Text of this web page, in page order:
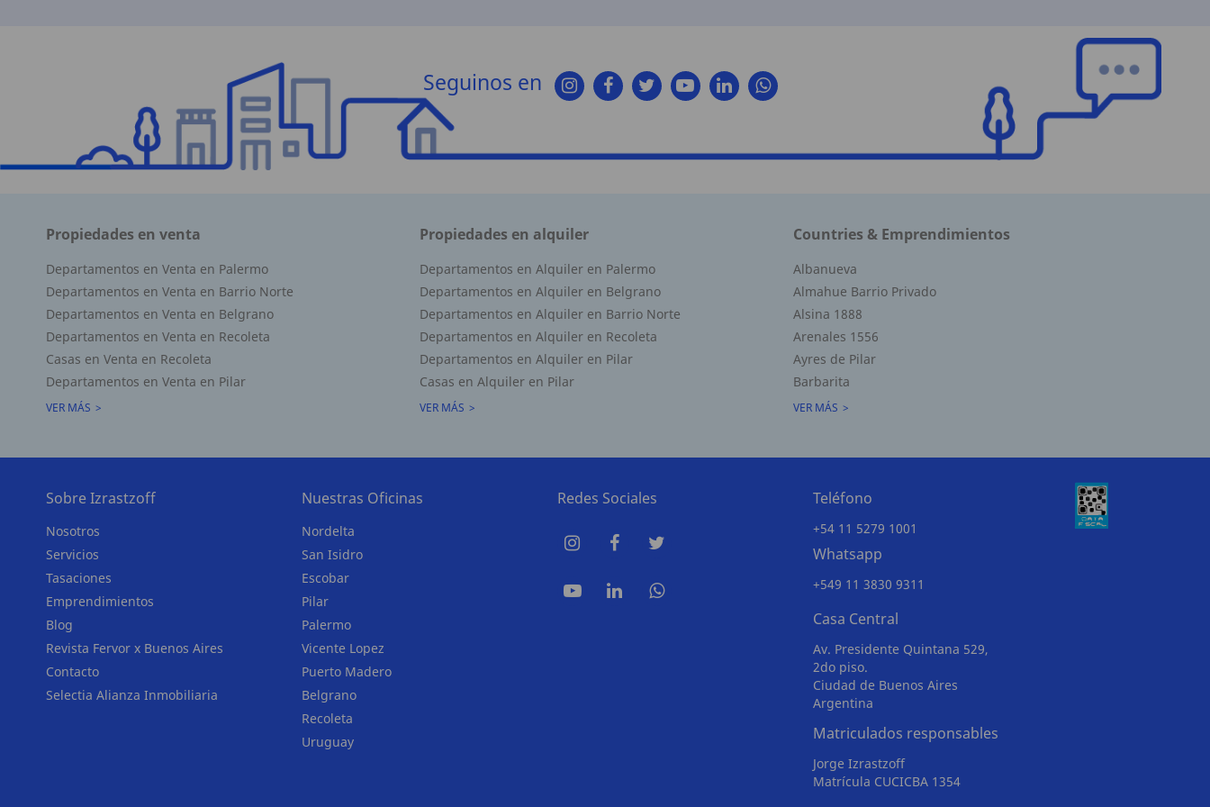
Superficie Terreno 1000.00 M2
Superficie total del inmueble 220.00 M2
Cubierta: 170.00 M2
Seguinos en
Propiedades en venta
Departamentos en Venta en Palermo
Departamentos en Venta en Barrio Norte
Departamentos en Venta en Belgrano
Departamentos en Venta en Recoleta
Casas en Venta en Recoleta
Departamentos en Venta en Pilar
VER MÁS
Propiedades en alquiler
Departamentos en Alquiler en Palermo
Departamentos en Alquiler en Belgrano
Departamentos en Alquiler en Barrio Norte
Departamentos en Alquiler en Recoleta
Departamentos en Alquiler en Pilar
Casas en Alquiler en Pilar
VER MÁS
Countries & Emprendimientos
Albanueva
Almahue Barrio Privado
Alsina 1888
Arenales 1556
Ayres de Pilar
Barbarita
VER MÁS
Sobre Izrastzoff
Nosotros
Servicios
Tasaciones
Emprendimientos
Blog
Revista Fervor x Buenos Aires
Contacto
Selectia Alianza Inmobiliaria
Nuestras Oficinas
Nordelta
San Isidro
Escobar
Pilar
Palermo
Vicente Lopez
Puerto Madero
Belgrano
Recoleta
Uruguay
Redes Sociales Teléfono
+54 11 5279 1001
Whatsapp
+549 11 3830 9311
Casa Central
Av. Presidente Quintana 529,
2do piso.
Ciudad de Buenos Aires
Argentina
Matriculados responsables
Jorge Izrastzoff
Matrícula CUCICBA 1354